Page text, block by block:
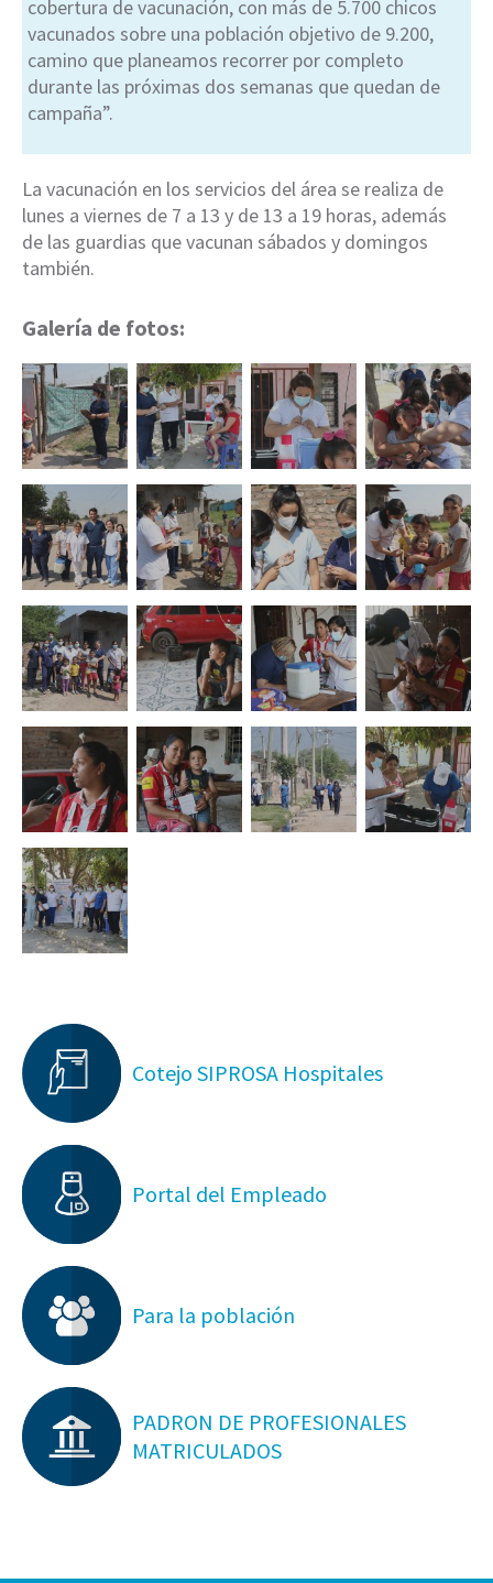
cobertura de vacunación, con más de 5.700 chicos
vacunados sobre una población objetivo de 9.200,
camino que planeamos recorrer por completo
durante las próximas dos semanas que quedan de
campaña”.
La vacunación en los servicios del área se realiza de
lunes a viernes de 7 a 13 y de 13 a 19 horas, además
de las guardias que vacunan sábados y domingos
también.
Galería de fotos:
Cotejo SIPROSA Hospitales
Portal del Empleado
Para la población
PADRON DE PROFESIONALES
MATRICULADOS